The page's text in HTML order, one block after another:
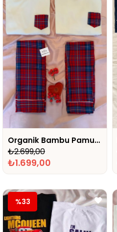
Organik Bambu Pamuk Penye Ekose Sevgili Çift Pijaması ( İç gösterme yapabilir)
₺1.699,00
₺2.699,00
%33